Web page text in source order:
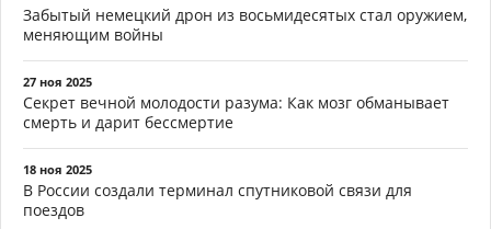
Забытый немецкий дрон из восьмидесятых стал оружием,
меняющим войны
27 ноя 2025
Секрет вечной молодости разума: Как мозг обманывает
смерть и дарит бессмертие
18 ноя 2025
В России создали терминал спутниковой связи для
поездов